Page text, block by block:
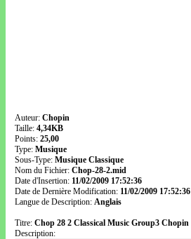
Auteur: Chopin
Taille: 4,34KB
Points: 25,00
Type: Musique
Sous-Type: Musique Classique
Nom du Fichier: Chop-28-2.mid
Date d'Insertion: 11/02/2009 17:52:36
Date de Dernière Modification: 11/02/2009 17:52:36
Langue de Description: Anglais
Titre: Chop 28 2 Classical Music Group3 Chopin
Description: